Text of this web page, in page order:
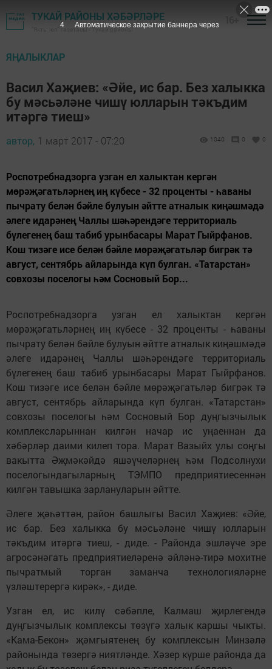
ТУКАЙ РАЙОНЫ ХӘБӘРЛӘРЕ
"Якты юл" газетасы - Тукай районы
ЯҢАЛЫКЛАР
Васил Хаҗиев: «Әйе, ис бар. Без халыкка
бу мәсьәләне чишү юлларын тәкъдим
итәргә тиеш»
автор, 1 март 2017 - 07:20 1040 0 0
Роспотребнадзорга узган ел халыктан кергән
мөрәҗәгатьләрнең иң күбесе - 32 проценты - һаваны
пычрату белән бәйле булуын әйтте атналык киңәшмәдә
әлеге идарәнең Чаллы шәһәрендәге территориаль
бүлегенең баш табиб урынбасары Марат Гыйрфанов.
Кош тизәге исе белән бәйле мөрәҗәгатьләр бигрәк тә
август, сентябрь айларында күп булган. «Татарстан»
совхозы поселогы һәм Сосновый Бор...
Роспотребнадзорга узган ел халыктан кергән
мөрәҗәгатьләрнең иң күбесе - 32 проценты - һаваны
пычрату белән бәйле булуын әйтте атналык киңәшмәдә
әлеге идарәнең Чаллы шәһәрендәге территориаль
бүлегенең баш табиб урынбасары Марат Гыйрфанов.
Кош тизәге исе белән бәйле мөрәҗәгатьләр бигрәк тә
август, сентябрь айларында күп булган. «Татарстан»
совхозы поселогы һәм Сосновый Бор дуңгызчылык
комплексларыннан килгән начар ис уңаеннан да
хәбәрләр даими килеп тора. Марат Вазыйх улы соңгы
вакытта Әҗмәкәйдә яшәүчеләрнең һәм Подсолнухи
поселогындагыларның ТЭМПО предприятиесеннән
килгән тавышка зарлануларын әйтте.
Әлеге җәһәттән, район башлыгы Васил Хаҗиев: «Әйе,
ис бар. Без халыкка бу мәсьәләне чишү юлларын
тәкъдим итәргә тиеш, - диде. - Районда эшләүче эре
агросәнәгать предприятиеләренә әйләнә-тирә мохитне
пычратмый торган заманча технологияләрне
үзләштерергә кирәк», - диде.
Узган ел, ис килү сәбәпле, Калмаш җирлегендә
дуңгызчылык комплексы төзүгә халык каршы чыкты.
«Кама-Бекон» җәмгыятенең бу комплексын Минзәлә
районында төзергә ниятләнде. Хәзер күрше районда да
3 Автоматическое закрытие баннера через